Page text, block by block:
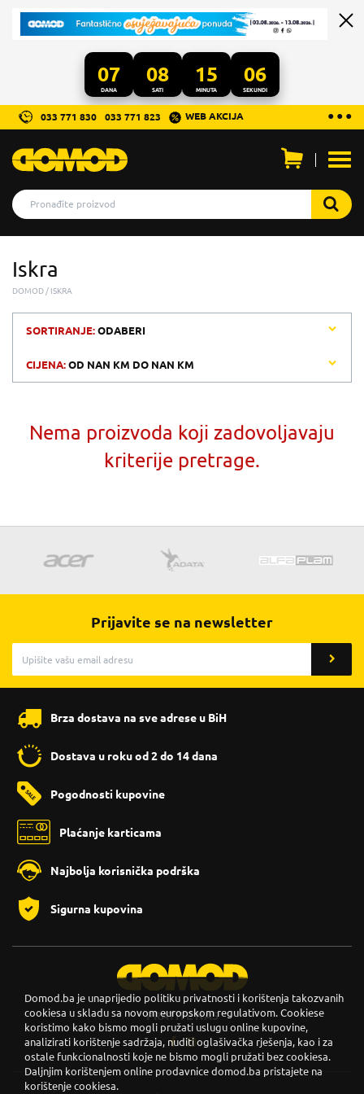
07
DANA
08
SATI
15
MINUTA
06
SEKUNDI
...
● ● ●
033 771 830 033 771 823 WEB AKCIJA
Iskra
DOMOD ISKRA
SORTIRANJE:ODABERI
CIJENA:OD NAN KM DO NAN KM
Nema proizvoda koji zadovoljavaju
kriterije pretrage.
Prijavite se na newsletter
Brza dostava na sve adrese u BiH
Dostava u roku od 2 do 14 dana
Pogodnosti kupovine
Plaćanje karticama
Najbolja korisnička podrška
Sigurna kupovina
PRATITE NAS
Domod.ba je unaprijedio politiku privatnosti i korištenja takozvanih
cookiesa u skladu sa novom europskom regulativom. Cookiese
koristimo kako bismo mogli pružati uslugu online kupovine,
analizirati korištenje sadržaja, nuditi oglašivačka rješenja, kao i za
ostale funkcionalnosti koje ne bismo mogli pružati bez cookiesa.
Daljnjim korištenjem online prodavnice domod.ba pristajete na
korištenje cookiesa.